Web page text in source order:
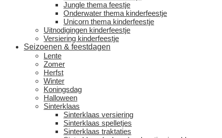
Jungle thema feestje
Onderwater thema kinderfeestje
Unicorn thema kinderfeestje
Uitnodigingen kinderfeestje
Versiering kinderfeestje
Seizoenen & feestdagen
Lente
Zomer
Herfst
Winter
Koningsdag
Halloween
Sinterklaas
Sinterklaas versiering
Sinterklaas spelletjes
Sinterklaas traktaties